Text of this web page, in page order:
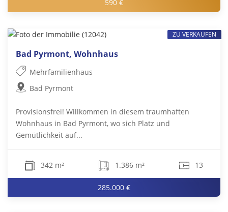
590 €
Bad Pyrmont, Wohnhaus
Mehrfamilienhaus
Bad Pyrmont
Provisionsfrei! Willkommen in diesem traumhaften
Wohnhaus in Bad Pyrmont, wo sich Platz und
Gemütlichkeit auf...
342 m² 1.386 m² 13
285.000 €
ZU VERKAUFEN